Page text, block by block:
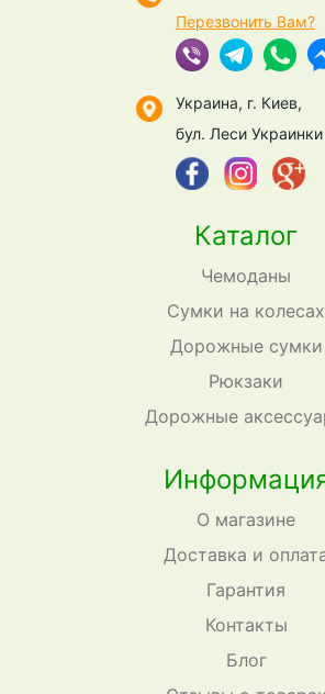
Каталог
Чемоданы
Сумки на колесах
Дорожные сумки
Рюкзаки
Дорожные
О магазине
Доставка и
Гарантия
Контакты
Блог
Перезвонить Вам?
Украина, г. Киев,
бул. Леси